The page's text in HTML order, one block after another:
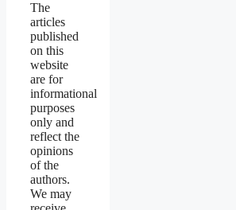
The
articles
published
on this
website
are for
informational
purposes
only and
reflect the
opinions
of the
authors.
We may